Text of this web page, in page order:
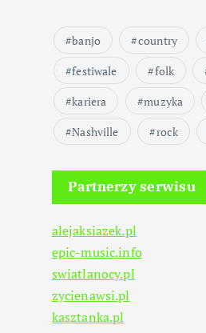
banjo country
festiwale
folk
kariera
muzyka
Nashville
rock
Partnerzy serwisu
alejaksiazek.pl
epic-music.info
swiatlanocy.pl
zycienawsi.pl
kasztanka.pl